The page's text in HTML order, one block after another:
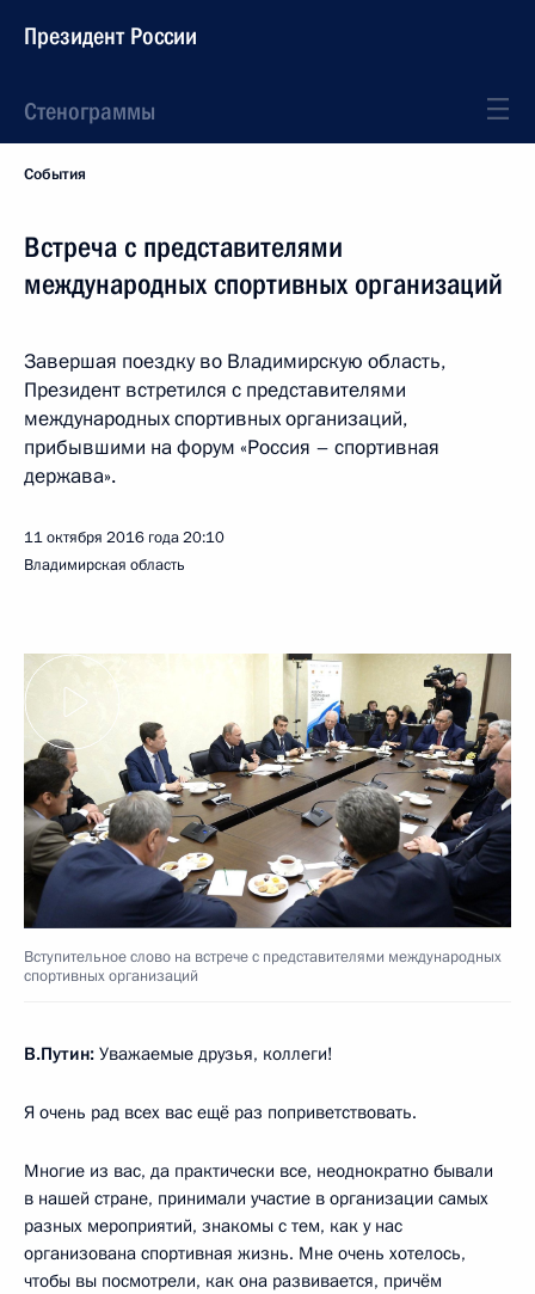
Президент России
Стенограммы
События
Встреча с представителями
международных спортивных организаций
Завершая поездку во Владимирскую область,
Президент встретился с представителями
международных спортивных организаций,
прибывшими на форум «Россия – спортивная
держава».
11 октября 2016 года20:10
Владимирская область
Вступительное слово на встрече с представителями международных
спортивных организаций
В.Путин: Уважаемые друзья, коллеги!
Я очень рад всех вас ещё раз поприветствовать.
Многие из вас, да практически все, неоднократно бывали
в нашей стране, принимали участие в организации самых
разных мероприятий, знакомы с тем, как у нас
организована спортивная жизнь. Мне очень хотелось,
чтобы вы посмотрели, как она развивается, причём